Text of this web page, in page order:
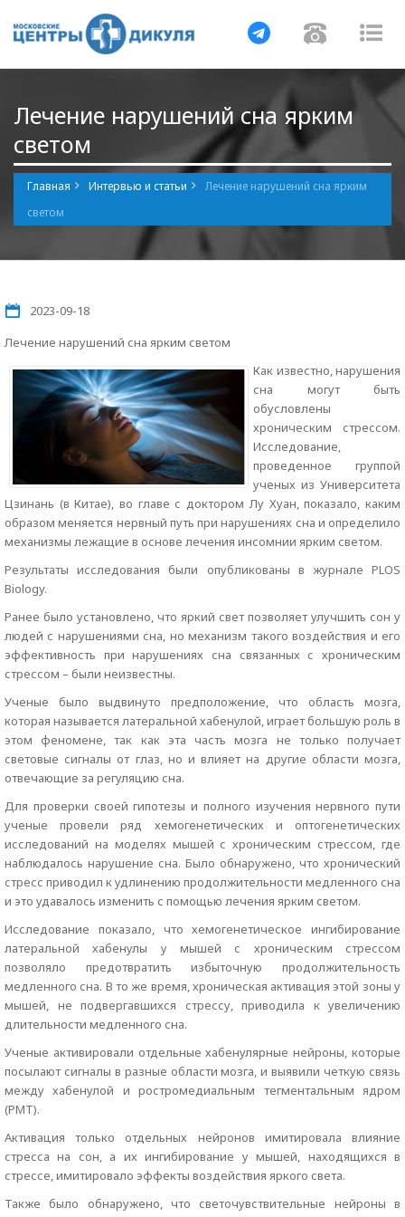
Навигация
Лечение нарушений сна ярким
светом
Главная Интервью и статьи
Лечение нарушений сна ярким
светом
2023-09-18
Лечение нарушений сна ярким светом
Как известно, нарушения
сна могут быть
обусловлены
хроническим стрессом.
Исследование,
проведенное группой
ученых из Университета
Цзинань (в Китае), во главе с доктором Лу Хуан, показало, каким
образом меняется нервный путь при нарушениях сна и определило
механизмы лежащие в основе лечения инсомнии ярким светом.
Результаты исследования были опубликованы в журнале PLOS
Biology.
Ранее было установлено, что яркий свет позволяет улучшить сон у
людей с нарушениями сна, но механизм такого воздействия и его
эффективность при нарушениях сна связанных с хроническим
стрессом – были неизвестны.
Ученые было выдвинуто предположение, что область мозга,
которая называется латеральной хабенулой, играет большую роль в
этом феномене, так как эта часть мозга не только получает
световые сигналы от глаз, но и влияет на другие области мозга,
отвечающие за регуляцию сна.
Для проверки своей гипотезы и полного изучения нервного пути
ученые провели ряд хемогенетических и оптогенетических
исследований на моделях мышей с хроническим стрессом, где
наблюдалось нарушение сна. Было обнаружено, что хронический
стресс приводил к удлинению продолжительности медленного сна
и это удавалось изменить с помощью лечения ярким светом.
Исследование показало, что хемогенетическое ингибирование
латеральной хабенулы у мышей с хроническим стрессом
позволяло предотвратить избыточную продолжительность
медленного сна. В то же время, хроническая активация этой зоны у
мышей, не подвергавшихся стрессу, приводила к увеличению
длительности медленного сна.
Ученые активировали отдельные хабенулярные нейроны, которые
посылают сигналы в разные области мозга, и выявили четкую связь
между хабенулой и ростромедиальным тегментальным ядром
(РМТ).
Активация только отдельных нейронов имитировала влияние
стресса на сон, а их ингибирование у мышей, находящихся в
стрессе, имитировало эффекты воздействия яркого света.
Также было обнаружено, что светочувствительные нейроны в